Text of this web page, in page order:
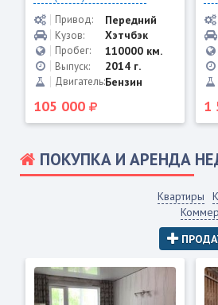
Привод:
Передний
Кузов: Хэтчбэк
Пробег: 110000 км.
Выпуск: 2014 г.
Двигатель:Бензин
105 000 1
ПОКУПКА И АРЕНДА
Квартиры